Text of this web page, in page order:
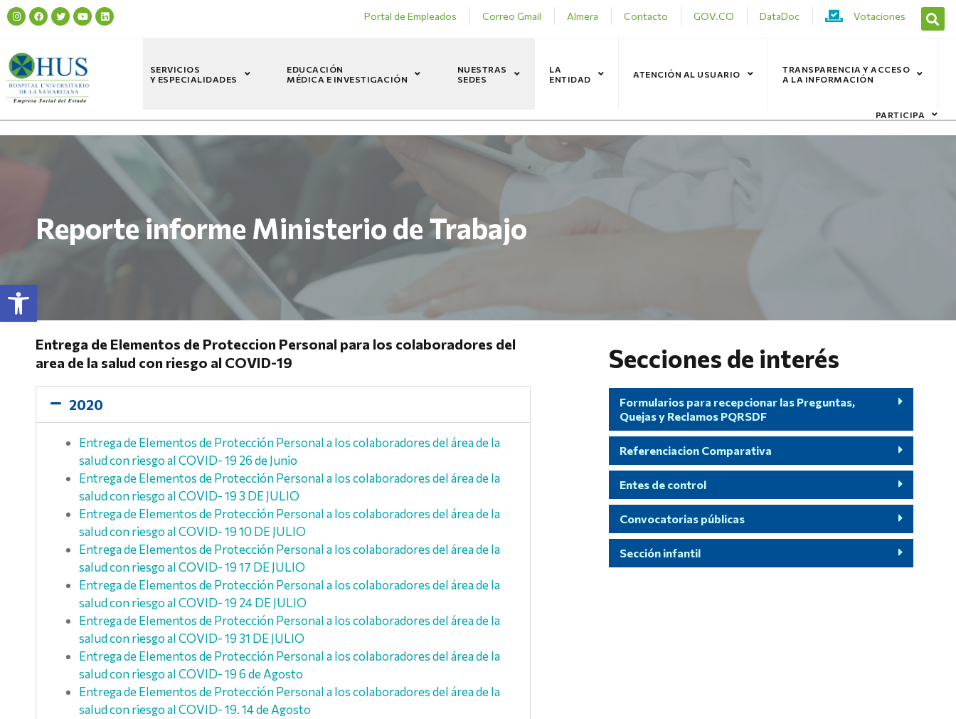
Abrir barra de herramientas
Portal de Empleados Correo Gmail Almera Contacto GOV.CO DataDoc Votaciones
SERVICIOS
Y ESPECIALIDADES
EDUCACIÓN
MÉDICA E INVESTIGACIÓN
NUESTRAS
SEDES
LA
ENTIDAD
ATENCIÓN AL USUARIO
TRANSPARENCIA Y ACCESO
A LA INFORMACIÓN
PARTICIPA
Reporte informe Ministerio de Trabajo
Entrega de Elementos de Proteccion Personal para los colaboradores del
area de la salud con riesgo al COVID-19
2020
Entrega de Elementos de Protección Personal a los colaboradores del área de la
salud con riesgo al COVID- 19 26 de Junio
Entrega de Elementos de Protección Personal a los colaboradores del área de la
salud con riesgo al COVID- 19 3 DE JULIO
Entrega de Elementos de Protección Personal a los colaboradores del área de la
salud con riesgo al COVID- 19 10 DE JULIO
Entrega de Elementos de Protección Personal a los colaboradores del área de la
salud con riesgo al COVID- 19 17 DE JULIO
Entrega de Elementos de Protección Personal a los colaboradores del área de la
salud con riesgo al COVID- 19 24 DE JULIO
Entrega de Elementos de Protección Personal a los colaboradores del área de la
salud con riesgo al COVID- 19 31 DE JULIO
Entrega de Elementos de Protección Personal a los colaboradores del área de la
salud con riesgo al COVID- 19 6 de Agosto
Entrega de Elementos de Protección Personal a los colaboradores del área de la
salud con riesgo al COVID- 19. 14 de Agosto
Secciones de interés
Formularios para recepcionar las Preguntas,
Quejas y Reclamos PQRSDF
Referenciacion Comparativa
Entes de control
Convocatorias públicas
Sección infantil